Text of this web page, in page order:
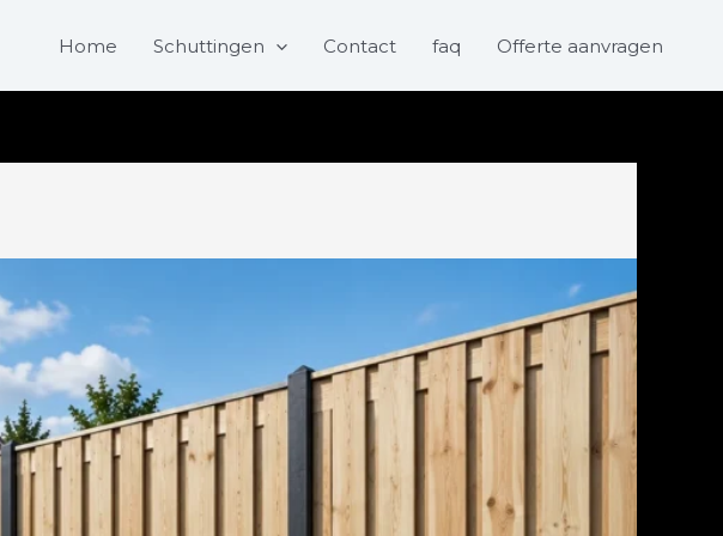
Home Schuttingen Contact faq Offerte aanvragen